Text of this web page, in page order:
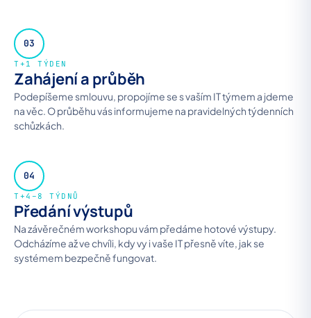
03
T+1 TÝDEN
Zahájení a průběh
Podepíšeme smlouvu, propojíme se s vaším IT týmem a jdeme
na věc. O průběhu vás informujeme na pravidelných týdenních
schůzkách.
04
T+4–8 TÝDNŮ
Předání výstupů
Na závěrečném workshopu vám předáme hotové výstupy.
Odcházíme až ve chvíli, kdy vy i vaše IT přesně víte, jak se
systémem bezpečně fungovat.